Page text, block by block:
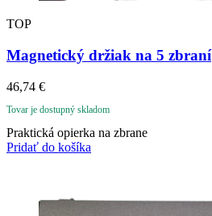
TOP
Magnetický držiak na 5 zbraní
46,74 €
Tovar je dostupný skladom
Praktická opierka na zbrane
Pridať do košíka